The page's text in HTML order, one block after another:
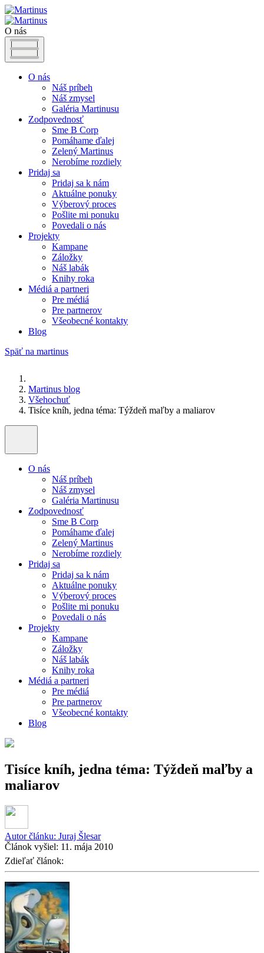
O nás
O nás
Náš príbeh
Náš zmysel
Galéria Martinusu
Zodpovednosť
Sme B Corp
Pomáhame ďalej
Zelený Martinus
Nerobíme rozdiely
Pridaj sa
Pridaj sa k nám
Aktuálne ponuky
Výberový proces
Pošlite mi ponuku
Povedali o nás
Projekty
Kampane
Záložky
Náš labák
Knihy roka
Médiá a partneri
Pre médiá
Pre partnerov
Všeobecné kontakty
Blog
Späť na martinus
Martinus blog
Všehochuť
Tisíce kníh, jedna téma: Týždeň maľby a maliarov
O nás
Náš príbeh
Náš zmysel
Galéria Martinusu
Zodpovednosť
Sme B Corp
Pomáhame ďalej
Zelený Martinus
Nerobíme rozdiely
Pridaj sa
Pridaj sa k nám
Aktuálne ponuky
Výberový proces
Pošlite mi ponuku
Povedali o nás
Projekty
Kampane
Záložky
Náš labák
Knihy roka
Médiá a partneri
Pre médiá
Pre partnerov
Všeobecné kontakty
Blog
Tisíce kníh, jedna téma: Týždeň maľby a
maliarov
Autor článku: Juraj Šlesar
Článok vyšiel: 11. mája 2010
Zdieľať článok: